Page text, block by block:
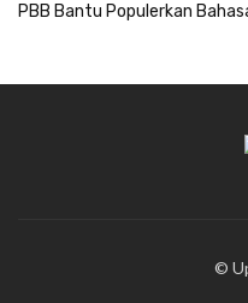
PBB Bantu Populerkan
©